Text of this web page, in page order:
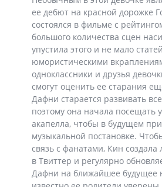
ее дебют на красной дорожке
состоялся в фильме с
большого количества сцен
упустила этого и не мало
юмористическими
одноклассники и друзья
смогут оценить ее старания
Дафни старается развивать
поэтому она начала посещать
акапелла, чтобы в будущем
музыкальной постановке.
связь с фанатами, Кин создала
в Твиттер и регулярно
Дафни на ближайшее будущее